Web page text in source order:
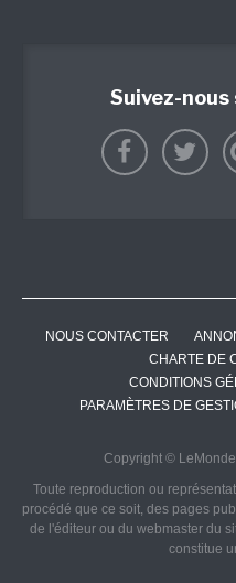
Suivez-
NOUS CONTACTER
CHARTE DE
CONDITIONS
PARAMÈTRES DE
Copyright ©
Toute reproduction ou
procédé que ce soit, des pages
de l'éditeur ou du webmaster du
constitue